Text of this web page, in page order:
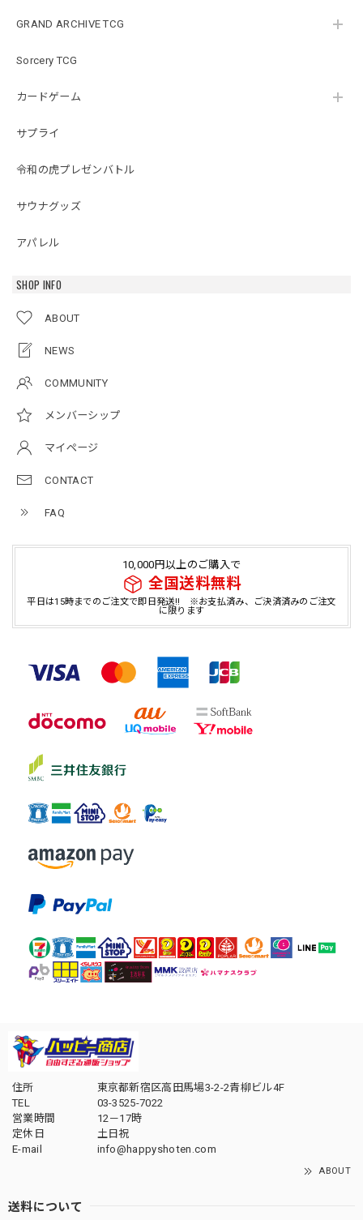
GRAND ARCHIVE TCG
Sorcery TCG
カードゲーム
サプライ
令和の虎プレゼンバトル
サウナグッズ
アパレル
SHOP INFO
ABOUT
NEWS
COMMUNITY
メンバーシップ
マイページ
CONTACT
FAQ
10,000円以上のご購入で
全国送料無料
平日は15時までのご注文で即日発送!! ※お支払済み、ご決済済みのご注文
に限ります
住所
東京都新宿区高田馬場3-2-2青柳ビル4F
TEL
03-3525-7022
営業時間
12－17時
定休日
土日祝
E-mail
info@happyshoten.com
ABOUT
送料について